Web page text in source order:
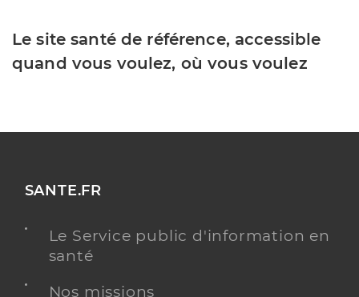
Le site santé de référence, accessible
quand vous voulez, où vous voulez
SANTE.FR
Le Service public d'information en
santé
Nos missions